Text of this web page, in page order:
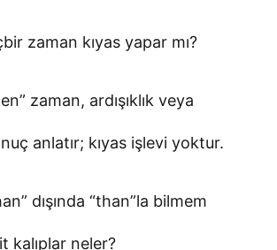
zaman kıyas yapar mı?
zaman, ardışıklık veya
anlatır; kıyas işlevi yoktur.
dışında “than”la bilmem
kalıplar neler?